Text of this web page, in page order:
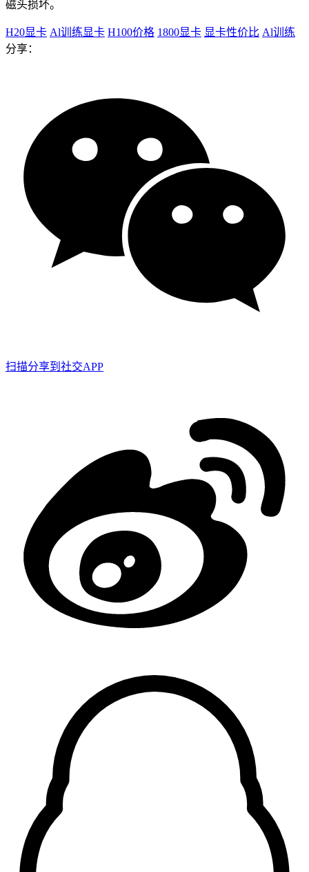
磁头损坏。
H20显卡 Al训练显卡 H100价格 1800显卡 显卡性价比 Al训练
分享：
扫描分享到社交APP